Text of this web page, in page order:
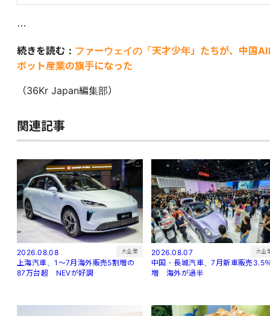
⋯
続きを読む： ファーウェイの「天才少年」たちが、中国AI
ボット産業の旗手になった
（36Kr Japan編集部）
関連記事
2026.08.08 大企業
上海汽車、1～7月海外販売5割増の
87万台超 NEVが好調
2026.08.07 大企
中国・長城汽車、7月新車販売3.5
増 海外が過半